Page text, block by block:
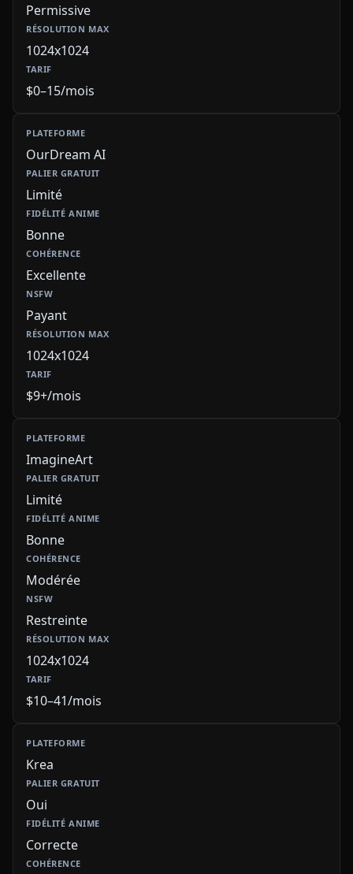
Permissive
1024x1024
$0–15/mois
OurDream AI
Limité
Bonne
Excellente
Payant
1024x1024
$9+/mois
ImagineArt
Limité
Bonne
Modérée
Restreinte
1024x1024
$10–41/mois
Krea
Oui
Correcte